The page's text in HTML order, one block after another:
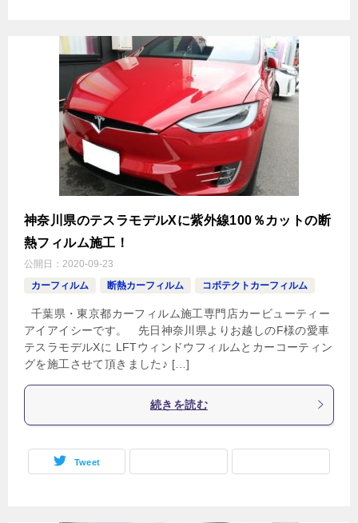
神奈川県のテスラモデルXに紫外線100％カットの断
熱フィルム施工！
公開日： 2020-09-23
カーフィルム
断熱カーフィルム コボテクトカーフィルム
千葉県・東京都カーフィルム施工専門店カービューティー
アイアイシーです。 先日神奈川県よりお越しのF様の愛車
テスラモデルXに LFTウィンドウフィルムとカーコーティン
グを施工させて頂きました♪ […]
続きを読む
Tweet